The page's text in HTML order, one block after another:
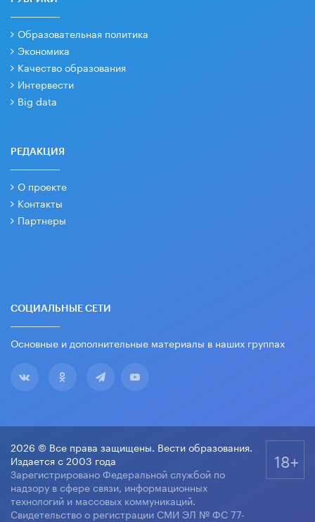
Образовательная политика
Экономика
Качество образования
Интервести
Big data
РЕДАКЦИЯ
О проекте
Контакты
Партнеры
СОЦИАЛЬНЫЕ СЕТИ
Основные и дополнительные материалы в наших группах
2026 © Все права защищены. Вести образования.
Издается с 2003 года
Зарегистрировано Федеральной службой по
надзору в сфере связи, информационных
технологий и массовых коммуникаций.
Свидетельство о регистрации СМИ ЭЛ № ФС 77-
18+